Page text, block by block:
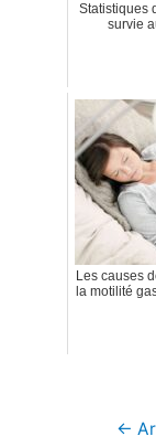
Statistiques
survie
Les causes
la motilité
←